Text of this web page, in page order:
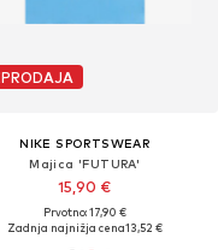
NIKE SPORTSWEAR
Majica 'FUTURA'
15,90 €
Prvotno: 17,90 €
Zadnja najnižja cena13,52 €